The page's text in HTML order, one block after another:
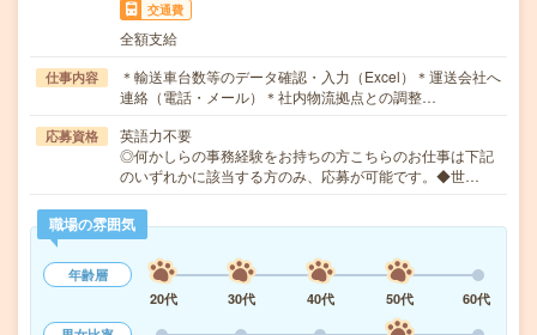
交通費
全額支給
仕事内容
＊輸送車台数等のデータ確認・入力（Excel）＊運送会社へ
連絡（電話・メール）＊社内物流拠点との調整…
応募資格
英語力不要
◎何かしらの事務経験をお持ちの方こちらのお仕事は下記
のいずれかに該当する方のみ、応募が可能です。◆世…
職場の雰囲気
年齢層
20代
30代 40代 50代
60代